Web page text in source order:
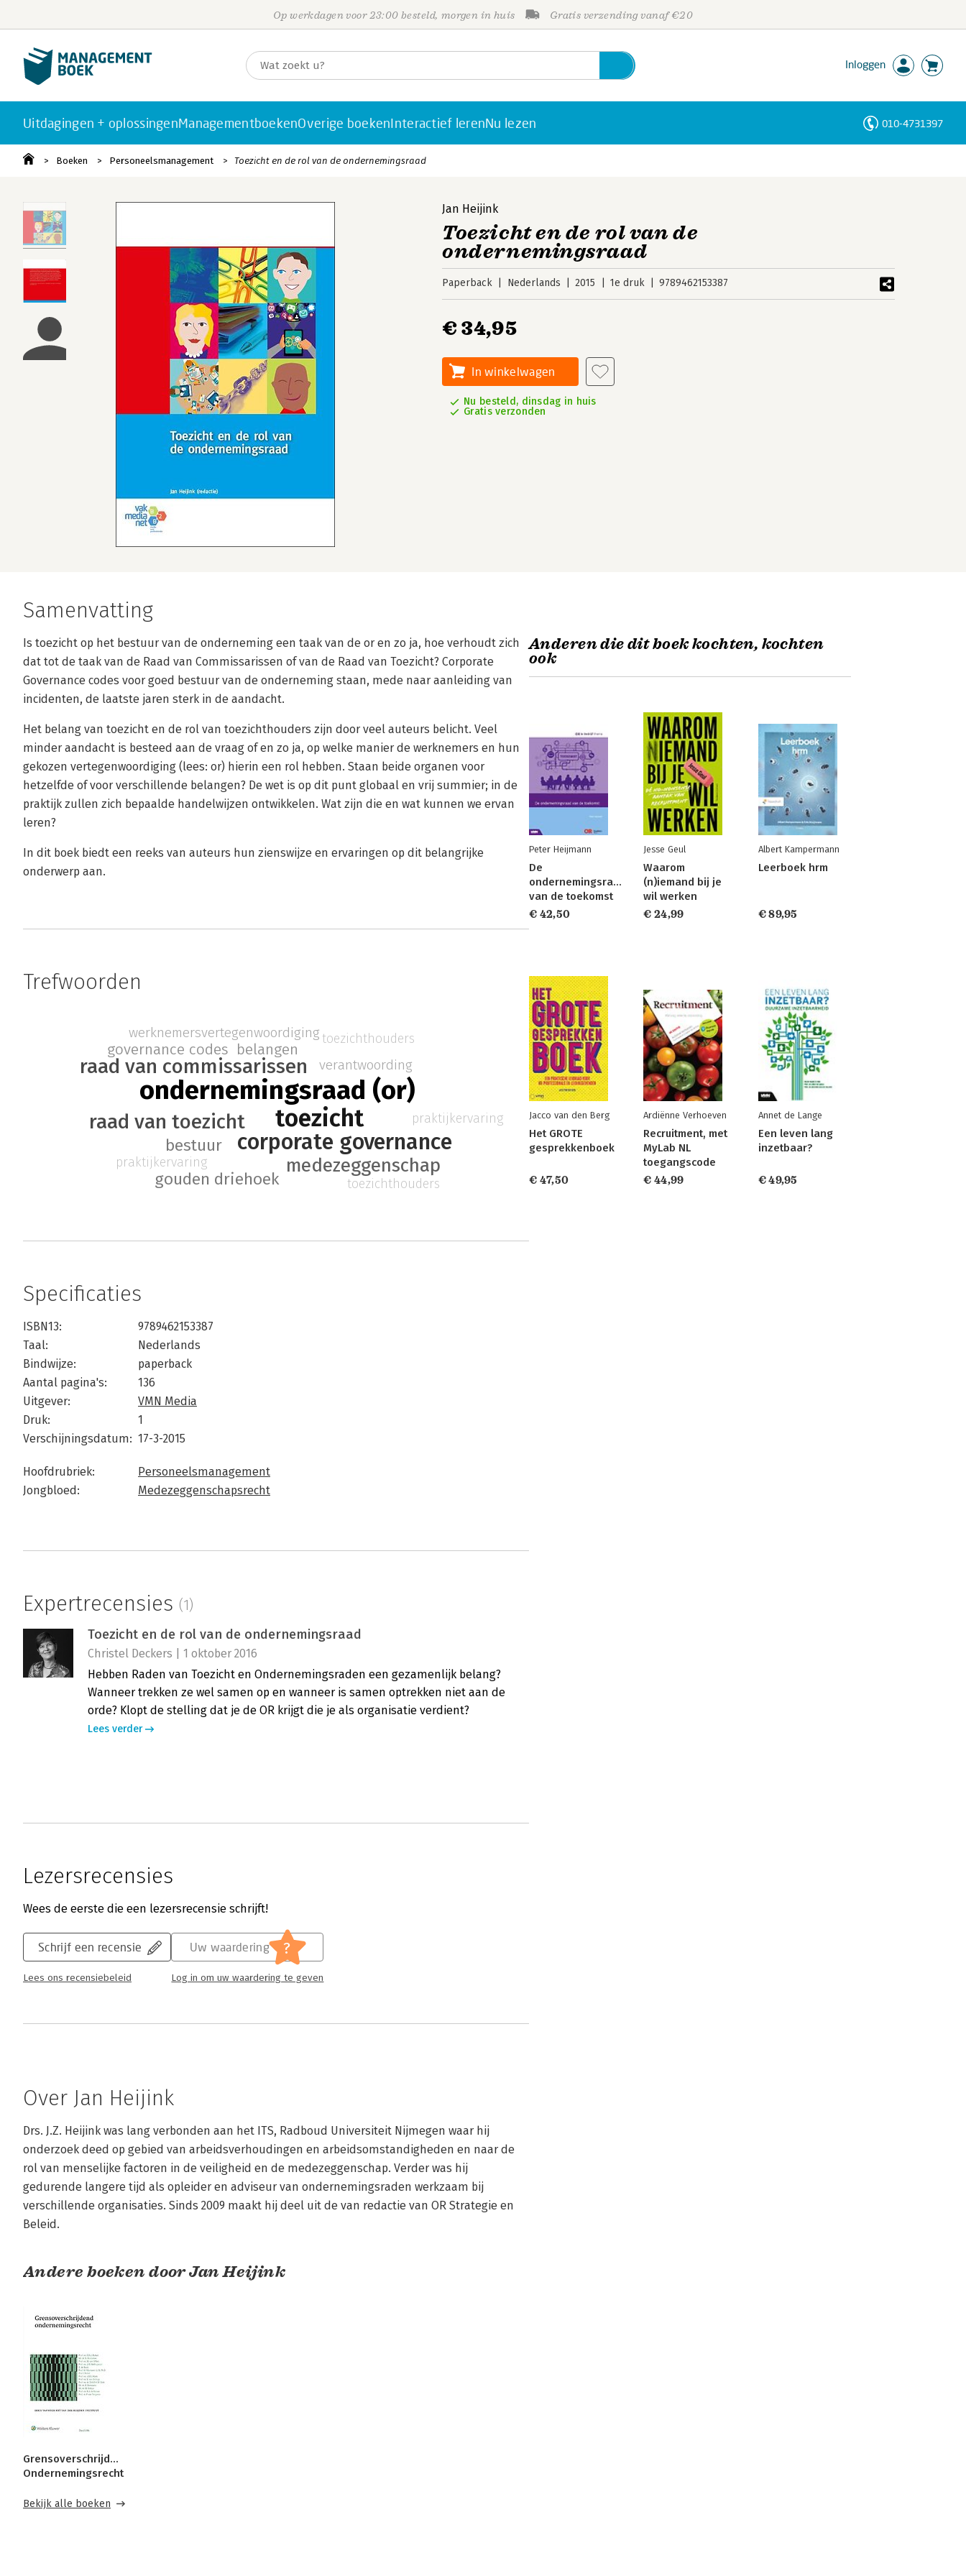
Op werkdagen voor 23:00 besteld, morgen in huis Gratis verzending vanaf €20
Inloggen
Uitdagingen + oplossingenManagementboekenOverige boekenInteractief lerenNu lezen 010-4731397
Boeken Personeelsmanagement Toezicht en de rol van de ondernemingsraad
Jan Heijink
Toezicht en de rol van de
ondernemingsraad
Paperback Nederlands 2015 1e druk 9789462153387
€ 34,95
In winkelwagen
Nu besteld, dinsdag in huis
Gratis verzonden
Samenvatting
Is toezicht op het bestuur van de onderneming een taak van de or en zo ja, hoe verhoudt zich
dat tot de taak van de Raad van Commissarissen of van de Raad van Toezicht? Corporate
Governance codes voor goed bestuur van de onderneming staan, mede naar aanleiding van
incidenten, de laatste jaren sterk in de aandacht.
Het belang van toezicht en de rol van toezichthouders zijn door veel auteurs belicht. Veel
minder aandacht is besteed aan de vraag of en zo ja, op welke manier de werknemers en hun
gekozen vertegenwoordiging (lees: or) hierin een rol hebben. Staan beide organen voor
hetzelfde of voor verschillende belangen? De wet is op dit punt globaal en vrij summier; in de
praktijk zullen zich bepaalde handelwijzen ontwikkelen. Wat zijn die en wat kunnen we ervan
leren?
In dit boek biedt een reeks van auteurs hun zienswijze en ervaringen op dit belangrijke
onderwerp aan.
Trefwoorden
ondernemingsraad (or)
toezicht
corporate governance
raad van commissarissen
raad van toezicht
medezeggenschap
bestuur
gouden driehoek
belangen
governance codes
werknemersvertegenwoordiging
verantwoording
praktijkervaring
toezichthouders
praktijkervaring
toezichthouders
Specificaties
ISBN13:
9789462153387
Taal:
Nederlands
Bindwijze:
paperback
Aantal pagina's:
136
Uitgever:
VMN Media
Druk:
1
Verschijningsdatum: 17-3-2015
Hoofdrubriek:
Personeelsmanagement
Jongbloed:
Medezeggenschapsrecht
Expertrecensies (1)
Toezicht en de rol van de ondernemingsraad
Christel Deckers | 1 oktober 2016
Hebben Raden van Toezicht en Ondernemingsraden een gezamenlijk belang?
Wanneer trekken ze wel samen op en wanneer is samen optrekken niet aan de
orde? Klopt de stelling dat je de OR krijgt die je als organisatie verdient?
Lees verder
Lezersrecensies
Wees de eerste die een lezersrecensie schrijft!
Schrijf een recensie
Lees ons recensiebeleid
Uw waardering ?
Log in om uw waardering te geven
Over Jan Heijink
Drs. J.Z. Heijink was lang verbonden aan het ITS, Radboud Universiteit Nijmegen waar hij
onderzoek deed op gebied van arbeidsverhoudingen en arbeidsomstandigheden en naar de
rol van menselijke factoren in de veiligheid en de medezeggenschap. Verder was hij
gedurende langere tijd als opleider en adviseur van ondernemingsraden werkzaam bij
verschillende organisaties. Sinds 2009 maakt hij deel uit de van redactie van OR Strategie en
Beleid.
Andere boeken door Jan Heijink
Grensoverschrijdend
Ondernemingsrecht
Bekijk alle boeken
Anderen die dit boek kochten, kochten
ook
Peter Heijmann
De
ondernemingsraad
van de toekomst
€ 42,50
Jesse Geul
Waarom
(n)iemand bij je
wil werken
€ 24,99
Albert Kampermann
Leerboek hrm
€ 89,95
Jacco van den Berg
Het GROTE
gesprekkenboek
€ 47,50
Ardiënne Verhoeven
Recruitment, met
MyLab NL
toegangscode
€ 44,99
Annet de Lange
Een leven lang
inzetbaar?
€ 49,95
Personen